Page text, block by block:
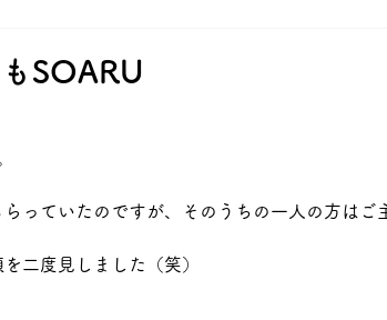
SOARU
っていたのですが、そのうちの一人の方はご
二度見しました（笑）